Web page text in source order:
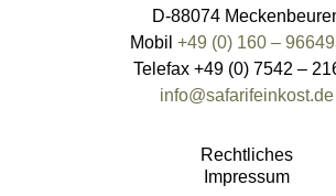
D-88074
Mobil +49 (0) 160 –
Telefax +49 (0) 7542 –
info@safarifeinkost.de
Rechtliches
Impressum